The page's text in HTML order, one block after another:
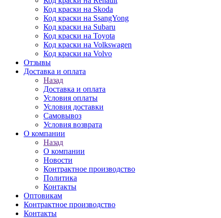
Код краски на Skoda
Код краски на SsangYong
Код краски на Subaru
Код краски на Toyota
Код краски на Volkswagen
Код краски на Volvo
Отзывы
Доставка и оплата
Назад
Доставка и оплата
Условия оплаты
Условия доставки
Самовывоз
Условия возврата
О компании
Назад
О компании
Новости
Контрактное производство
Политика
Контакты
Оптовикам
Контрактное производство
Контакты